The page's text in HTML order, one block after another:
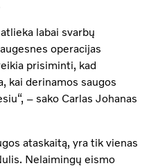
labai svarbų
operacijas
prisiminti, kad
kai derinamos saugos
– sako Carlas Johanas
ataskaitą, yra tik vienas
Nelaimingų eismo